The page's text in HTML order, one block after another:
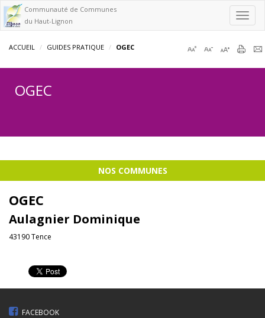
Communauté de Communes
du Haut-Lignon
ACCUEIL GUIDES PRATIQUE OGEC
OGEC
NOS COMMUNES
OGEC
Aulagnier Dominique
43190 Tence
FACEBOOK